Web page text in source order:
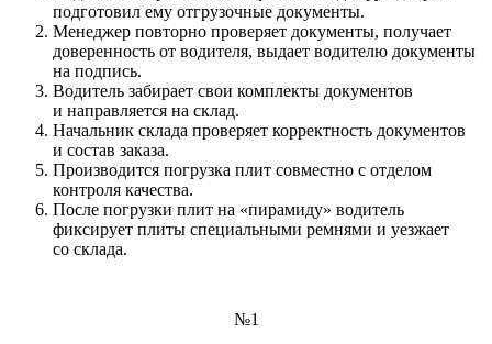
подготовил ему отгрузочные документы.
Менеджер повторно проверяет документы, получает
доверенность от водителя, выдает водителю документы
на подпись.
Водитель забирает свои комплекты документов
и направляется на склад.
Начальник склада проверяет корректность документов
и состав заказа.
Производится погрузка плит совместно с отделом
контроля качества.
После погрузки плит на «пирамиду» водитель
фиксирует плиты специальными ремнями и уезжает
со склада.
№1